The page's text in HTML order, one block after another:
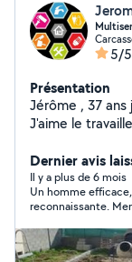
5/5
Présentation
Jérôme , 37
J'aime le
j'ai également
informatique )
reste disponible
Dernier avis
Il y a plus de 6 mois
Un homme
reconnaissante.